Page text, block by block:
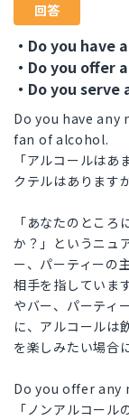
回答
・Do you have
・Do you offer
・Do you
Do you have
fan of alcohol.
「アルコールは
クテルはあります
「あなたのとこ
か？」というニュ
ー、パーティーの
相手を指していま
やバー、パーティ
に、アルコールは
を楽しみたい場合
Do you offer
「ノンアルコー